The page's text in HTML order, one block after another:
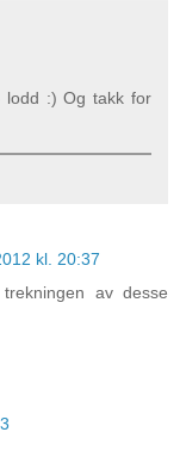
lodd :) Og takk for
kl. 20:37
av desse